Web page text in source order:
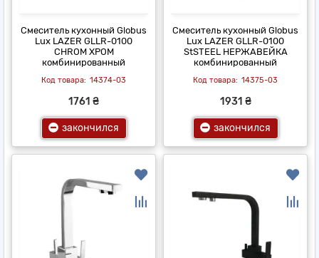
Смеситель кухонный Globus
Lux LAZER GLLR-0100
CHROM ХРОМ
комбинированный
14374-03
1761 ₴
закончился
Смеситель кухонный Globus
Lux LAZER GLLR-0100
StSTEEL НЕРЖАВЕЙКА
комбинированный
14375-03
1931 ₴
закончился